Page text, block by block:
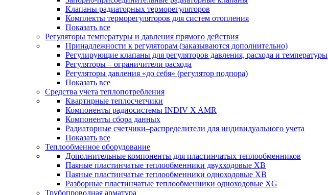
Клапаны радиаторных терморегуляторов
Комплекты терморегуляторов для систем отопления
Показать все
Регуляторы температуры и давления прямого действия
Принадлежности к регуляторам (заказываются дополнительно)
Регулирующие клапаны для регуляторов давления, расхода и температуры
Регуляторы – ограничители расхода
Регуляторы давления «до себя» (регулятор подпора)
Показать все
Средства учета теплопотребления
Квартирные теплосчетчики
Компоненты радиосистемы INDIV X AMR
Компоненты сбора данных
Радиаторные счетчики–распределители для индивидуального учета
Показать все
Теплообменное оборудование
Дополнительные компоненты для пластинчатых теплообменников
Паяные пластинчатые теплообменники двухходовые XB
Паяные пластинчатые теплообменники одноходовые ХВ
Разборные пластинчатые теплообменники одноходовые ХG
Трубопроводная арматура